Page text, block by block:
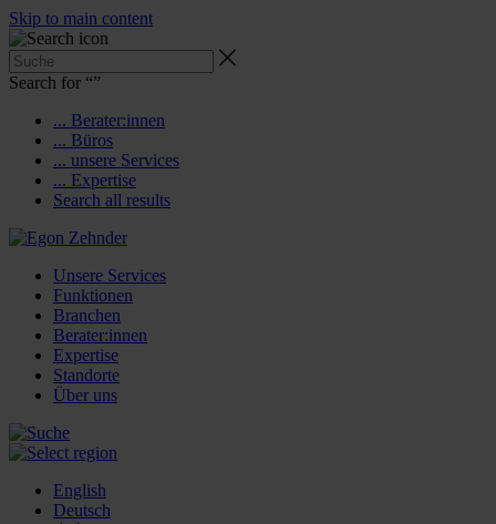
Skip to main content
Search for “”
... Berater:innen
... Büros
... unsere Services
... Expertise
Search all results
Unsere Services
Funktionen
Branchen
Berater:innen
Expertise
Standorte
Über uns
English
Deutsch